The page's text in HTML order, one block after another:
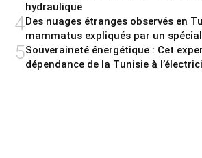
hydraulique
4Des nuages étranges observés en
mammatus expliqués par un
5Souveraineté énergétique : Cet
dépendance de la Tunisie à